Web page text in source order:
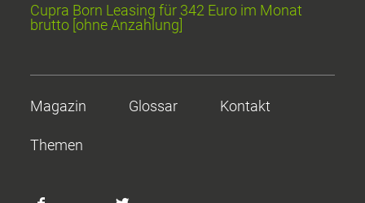
Cupra Born Leasing für 342 Euro im Monat
brutto [ohne Anzahlung]
Magazin Glossar Kontakt
Themen